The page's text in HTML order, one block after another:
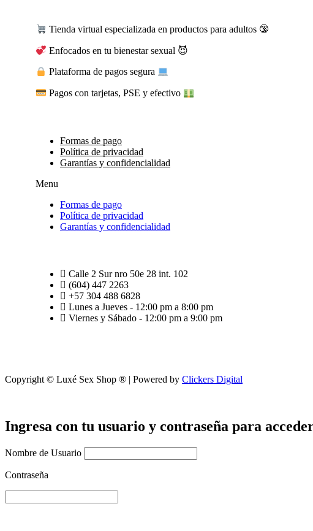
Tienda virtual especializada en productos para adultos 🔞
Enfocados en tu bienestar sexual 😈
Plataforma de pagos segura
Pagos con tarjetas, PSE y efectivo
Formas de pago
Política de privacidad
Garantías y confidencialidad
Menu
Formas de pago
Política de privacidad
Garantías y confidencialidad
Calle 2 Sur nro 50e 28 int. 102
(604) 447 2263
+57 304 488 6828
Lunes a Jueves - 12:00 pm a 8:00 pm
Viernes y Sábado - 12:00 pm a 9:00 pm
Copyright © Luxé Sex Shop ® | Powered by Clickers Digital
Ingresa con tu usuario y contraseña para
Nombre de Usuario
Contraseña